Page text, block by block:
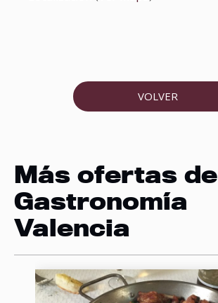
VOLVER
Más ofertas de
Gastronomía
Valencia